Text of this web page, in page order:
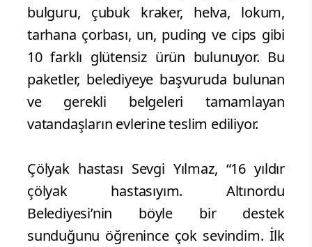
bulguru, çubuk kraker, helva, lokum,
tarhana çorbası, un, puding ve cips gibi
10 farklı glütensiz ürün bulunuyor. Bu
paketler, belediyeye başvuruda bulunan
ve gerekli belgeleri tamamlayan
vatandaşların evlerine teslim ediliyor.
Çölyak hastası Sevgi Yılmaz, “16 yıldır
çölyak hastasıyım. Altınordu
Belediyesi’nin böyle bir destek
sunduğunu öğrenince çok sevindim. İlk